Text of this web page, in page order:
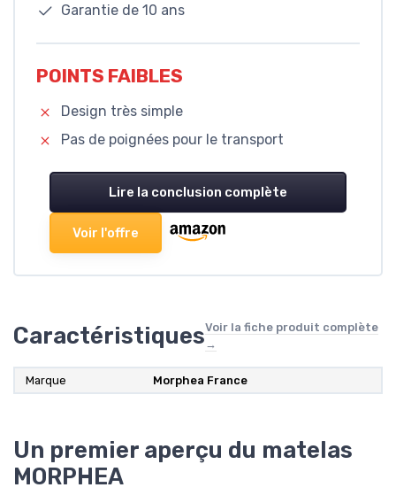
Garantie de 10 ans
POINTS FAIBLES
Design très simple
Pas de poignées pour le transport
Lire la conclusion complète
Voir l'offre
CaractéristiquesVoir la fiche produit complète
→
Marque Morphea France
Un premier aperçu du matelas
MORPHEA